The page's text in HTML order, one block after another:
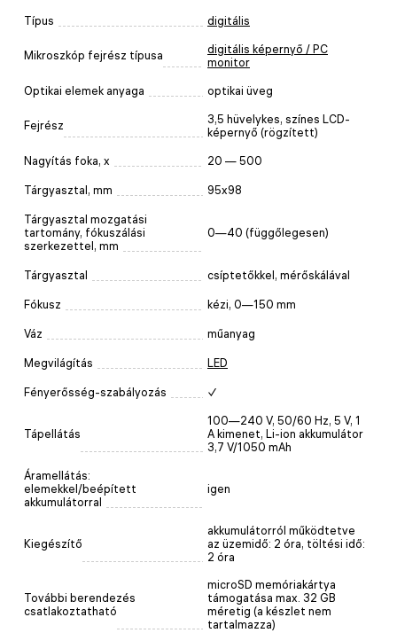
Típus digitális
Mikroszkóp fejrész típusa
digitális képernyő / PC
monitor
Optikai elemek anyaga optikai üveg
Fejrész
3,5 hüvelykes, színes LCD-
képernyő (rögzített)
Nagyítás foka, x 20 — 500
Tárgyasztal, mm 95x98
Tárgyasztal mozgatási
tartomány, fókuszálási
szerkezettel, mm
0—40 (függőlegesen)
Tárgyasztal csíptetőkkel, mérőskálával
Fókusz kézi, 0—150 mm
Váz műanyag
Megvilágítás LED
Fényerősség-szabályozás ✓
Tápellátás
100—240 V, 50/60 Hz, 5 V, 1
A kimenet, Li-ion akkumulátor
3,7 V/1050 mAh
Áramellátás:
elemekkel/beépített
akkumulátorral
igen
Kiegészítő
akkumulátorról működtetve
az üzemidő: 2 óra, töltési idő:
2 óra
További berendezés
csatlakoztatható
microSD memóriakártya
támogatása max. 32 GB
méretig (a készlet nem
tartalmazza)